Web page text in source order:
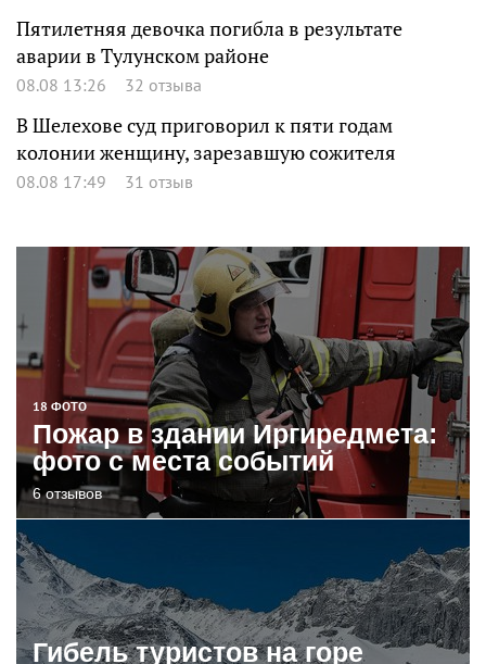
Пятилетняя девочка погибла в результате
аварии в Тулунском районе
08.08 13:26 32 отзыва
В Шелехове суд приговорил к пяти годам
колонии женщину, зарезавшую сожителя
08.08 17:49 31 отзыв
18 ФОТО
Пожар в здании Иргиредмета:
фото с места событий
6 отзывов
Гибель туристов на горе